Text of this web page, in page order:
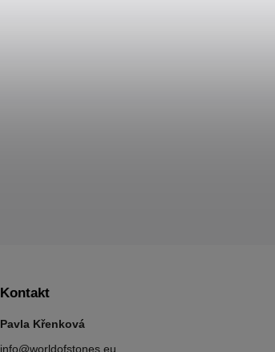
Kontakt
Pavla Křenková
info@worldofstones.eu